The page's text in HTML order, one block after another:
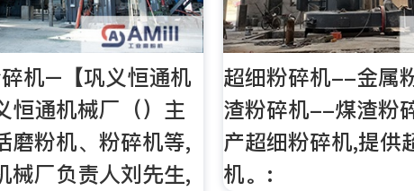
机–【巩义恒通机
恒通机械厂（）主
磨粉机、粉碎机等,
械厂负责人刘先生,
超细粉碎机--金属
渣粉碎机--煤渣粉
产超细粉碎机,提供
机。: